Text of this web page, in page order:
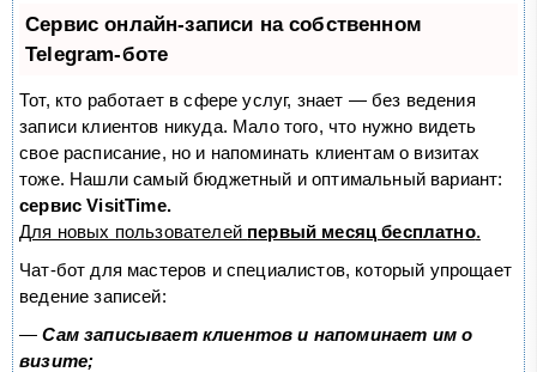
Сервис онлайн-записи на собственном
Telegram-боте
Тот, кто работает в сфере услуг, знает — без ведения
записи клиентов никуда. Мало того, что нужно видеть
свое расписание, но и напоминать клиентам о визитах
тоже. Нашли самый бюджетный и оптимальный вариант:
сервис VisitTime.
Для новых пользователей первый месяц бесплатно.
Чат-бот для мастеров и специалистов, который упрощает
ведение записей:
—Сам записывает клиентов и напоминает им о
визите;